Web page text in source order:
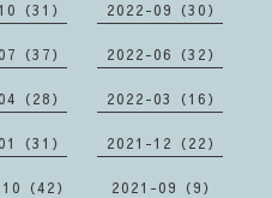
（31） 2022-09（30）
（37） 2022-06（32）
（28） 2022-03（16）
（31） 2021-12（22）
（42） 2021-09（9）